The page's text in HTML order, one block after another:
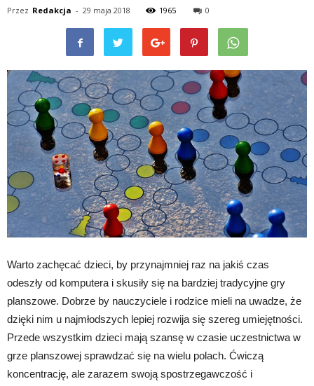
Przez Redakcja - 29 maja 2018 1965 0
Warto zachęcać dzieci, by przynajmniej raz na jakiś czas
odeszły od komputera i skusiły się na bardziej tradycyjne gry
planszowe. Dobrze by nauczyciele i rodzice mieli na uwadze, że
dzięki nim u najmłodszych lepiej rozwija się szereg umiejętności.
Przede wszystkim dzieci mają szansę w czasie uczestnictwa w
grze planszowej sprawdzać się na wielu polach. Ćwiczą
koncentrację, ale zarazem swoją spostrzegawczość i